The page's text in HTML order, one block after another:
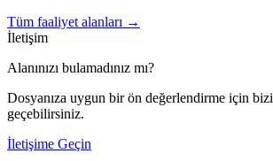
Tüm faaliyet alanları →
İletişim
Alanınızı bulamadınız mı?
Dosyanıza uygun bir ön değerlendirme için
geçebilirsiniz.
İletişime Geçin